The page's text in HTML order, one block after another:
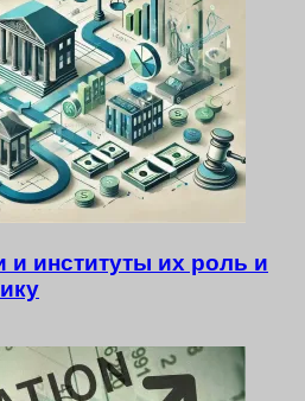
институты их роль и